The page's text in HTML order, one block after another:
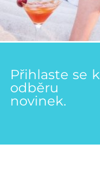
Přihlaste se k
odběru
novinek.